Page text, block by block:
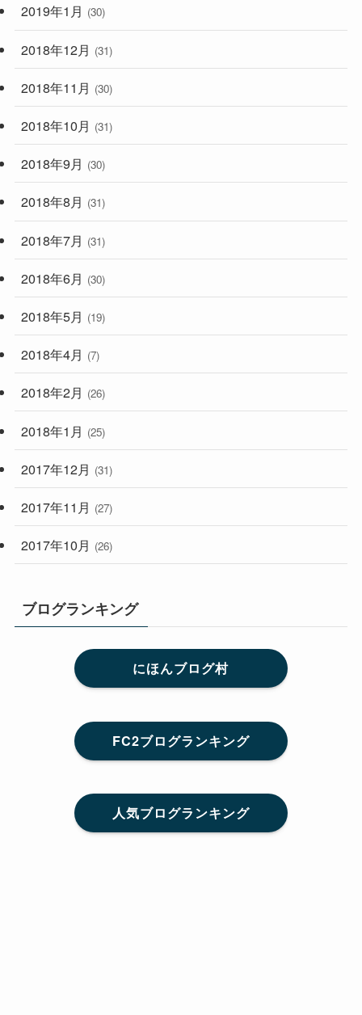
2019年1月 (30)
2018年12月 (31)
2018年11月 (30)
2018年10月 (31)
2018年9月 (30)
2018年8月 (31)
2018年7月 (31)
2018年6月 (30)
2018年5月 (19)
2018年4月 (7)
2018年2月 (26)
2018年1月 (25)
2017年12月 (31)
2017年11月 (27)
2017年10月 (26)
ブログランキング
にほんブログ村
FC2ブログランキング
人気ブログランキング